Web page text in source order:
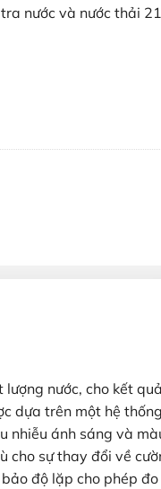
nước và nước thải
nước, cho kết
dựa trên một hệ
nhiễu ánh sáng và
cho sự thay đổi về
độ lặp cho phép đo